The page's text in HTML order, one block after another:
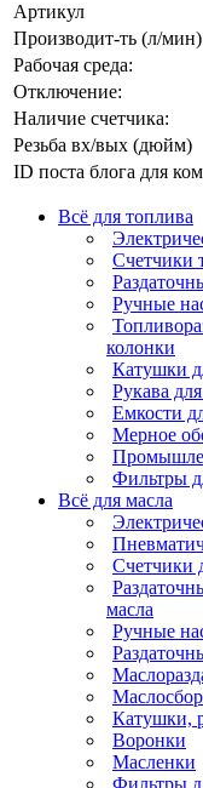
Артикул
Производит-ть (л/мин)
Рабочая среда:
Отключение:
Наличие счетчика:
Резьба вх/вых (дюйм)
ID поста блога для
Всё для топлива
Счетчики
Ручные
колонки
Катушки
Рукава
Емкости
Мерное
Фильтры
Всё для масла
Счетчики
масла
Ручные
Катушки,
Воронки
Масленки